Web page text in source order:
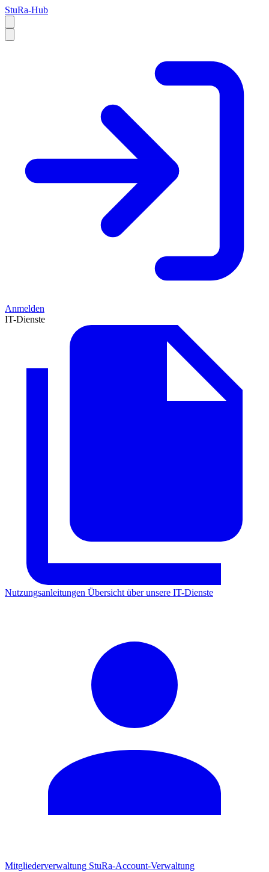
StuRa-Hub
Anmelden
IT-Dienste
Nutzungsanleitungen Übersicht über unsere IT-Dienste
Mitgliederverwaltung StuRa-Account-Verwaltung